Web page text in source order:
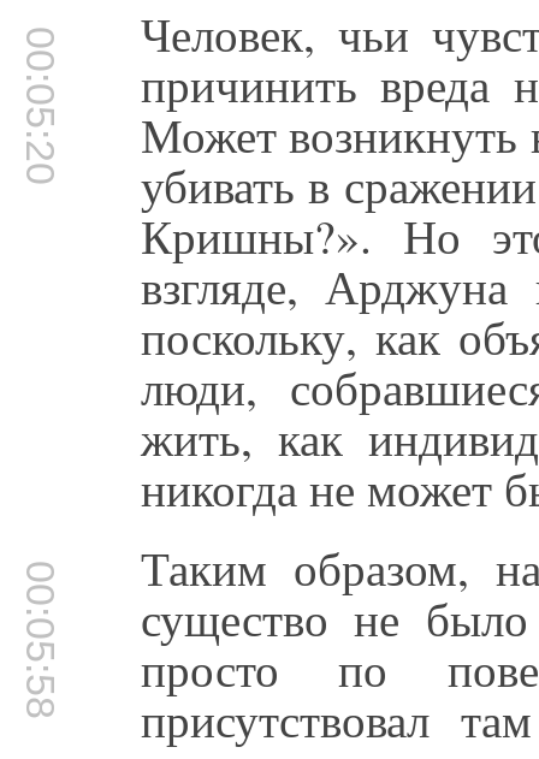
00:05:20 Человек, чьи
причинить вреда
Может
убивать в
Кришны?». Но
взгляде,
поскольку, как
люди,
жить, как
никогда не может
00:05:58 Таким образом,
существо не
просто по
присутствовал